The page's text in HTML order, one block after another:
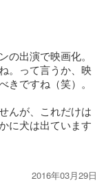
出演で映画化。
。って言うか、映
ですね（笑）。
んが、これだけは
に犬は出ています
2016年03月29日